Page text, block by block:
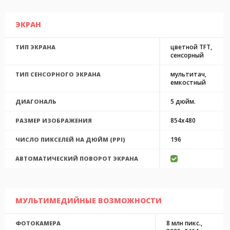
ЭКРАН
ТИП ЭКРАНА
цветной TFT,
сенсорный
ТИП СЕНСОРНОГО ЭКРАНА
мультитач,
емкостный
ДИАГОНАЛЬ 5 дюйм.
РАЗМЕР ИЗОБРАЖЕНИЯ 854x480
ЧИСЛО ПИКСЕЛЕЙ НА ДЮЙМ (PPI) 196
АВТОМАТИЧЕСКИЙ ПОВОРОТ ЭКРАНА
МУЛЬТИМЕДИЙНЫЕ ВОЗМОЖНОСТИ
ФОТОКАМЕРА
8 млн пикс.,